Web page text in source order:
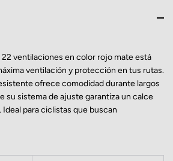
ventilaciones en color rojo mate está
ventilación y protección en tus rutas.
ofrece comodidad durante largos
su sistema de ajuste garantiza un calce
para ciclistas que buscan